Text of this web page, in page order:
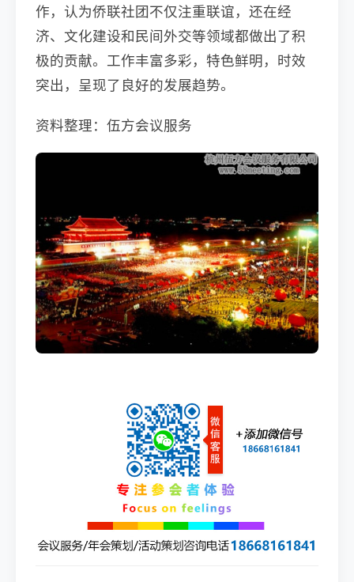
作，认为侨联社团不仅注重联谊，还在经
济、文化建设和民间外交等领域都做出了积
极的贡献。工作丰富多彩，特色鲜明，时效
突出，呈现了良好的发展趋势。
资料整理：伍方会议服务